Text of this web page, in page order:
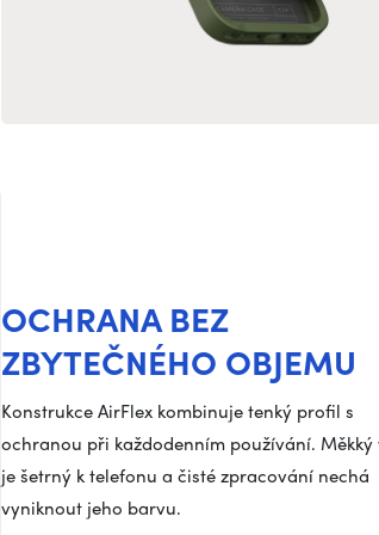
OCHRANA BEZ
ZBYTEČNÉHO OBJEMU
Konstrukce AirFlex kombinuje tenký profil s
ochranou při každodenním používání. Měkký
je šetrný k telefonu a čisté zpracování nechá
vyniknout jeho barvu.